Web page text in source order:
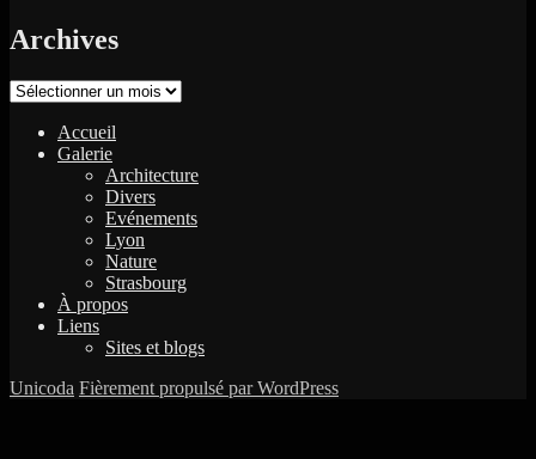
Archives
Archives
Accueil
Galerie
Architecture
Divers
Evénements
Lyon
Nature
Strasbourg
À propos
Liens
Sites et blogs
Unicoda Fièrement propulsé par WordPress